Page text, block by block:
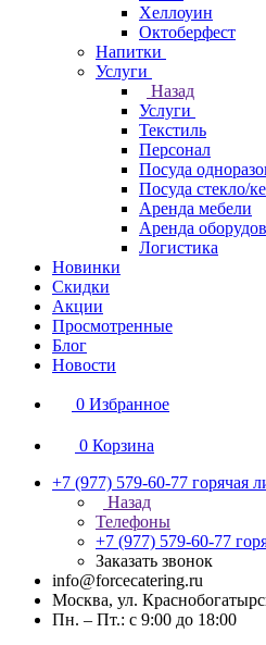
Хеллоуин
Октоберфест
Напитки
Услуги
Назад
Услуги
Текстиль
Персонал
Посуда
Посуда стекло/
Аренда мебели
Аренда
Логистика
Новинки
Скидки
Акции
Просмотренные
Блог
Новости
0 Избранное
0 Корзина
+7 (977) 579-60-77 горячая
Назад
Телефоны
+7 (977) 579-60-77
Заказать звонок
info@forcecatering.ru
Москва, ул.
Пн. – Пт.: с 9:00 до 18:00